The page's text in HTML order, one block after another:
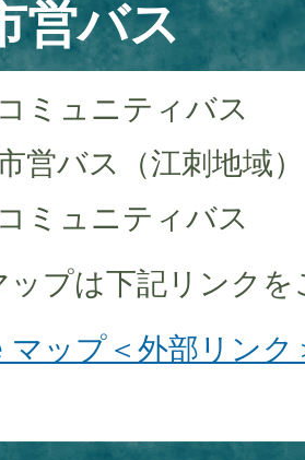
営バス
ミュニティバス
営バス（江刺地域）
ミュニティバス
ップは下記リンク
マップ＜外部リンク